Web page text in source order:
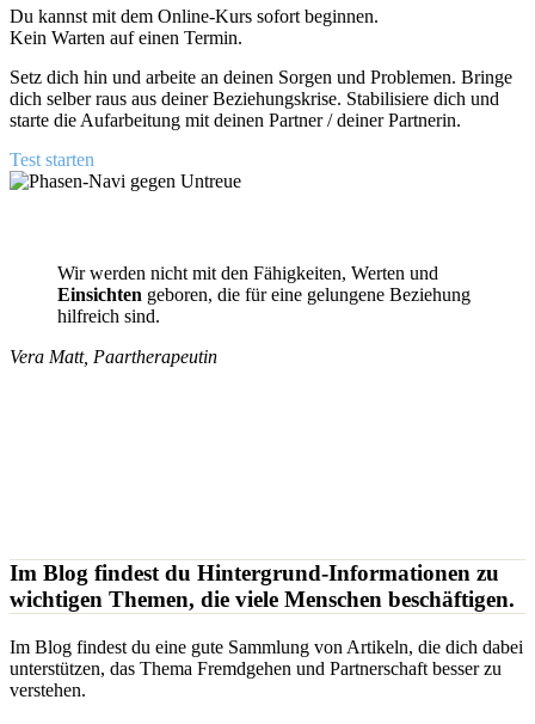
Du kannst mit dem Online-Kurs sofort beginnen.
Kein Warten auf einen Termin.
Setz dich hin und arbeite an deinen Sorgen und Problemen. Bringe
dich selber raus aus deiner Beziehungskrise. Stabilisiere dich und
starte die Aufarbeitung mit deinen Partner / deiner Partnerin.
Test starten
Wir werden nicht mit den Fähigkeiten, Werten und
Einsichten geboren, die für eine gelungene Beziehung
hilfreich sind.
Vera Matt, Paartherapeutin
Im Blog findest du Hintergrund-Informationen zu
wichtigen Themen, die viele Menschen beschäftigen.
Im Blog findest du eine gute Sammlung von Artikeln, die dich dabei
unterstützen, das Thema Fremdgehen und Partnerschaft besser zu
verstehen.